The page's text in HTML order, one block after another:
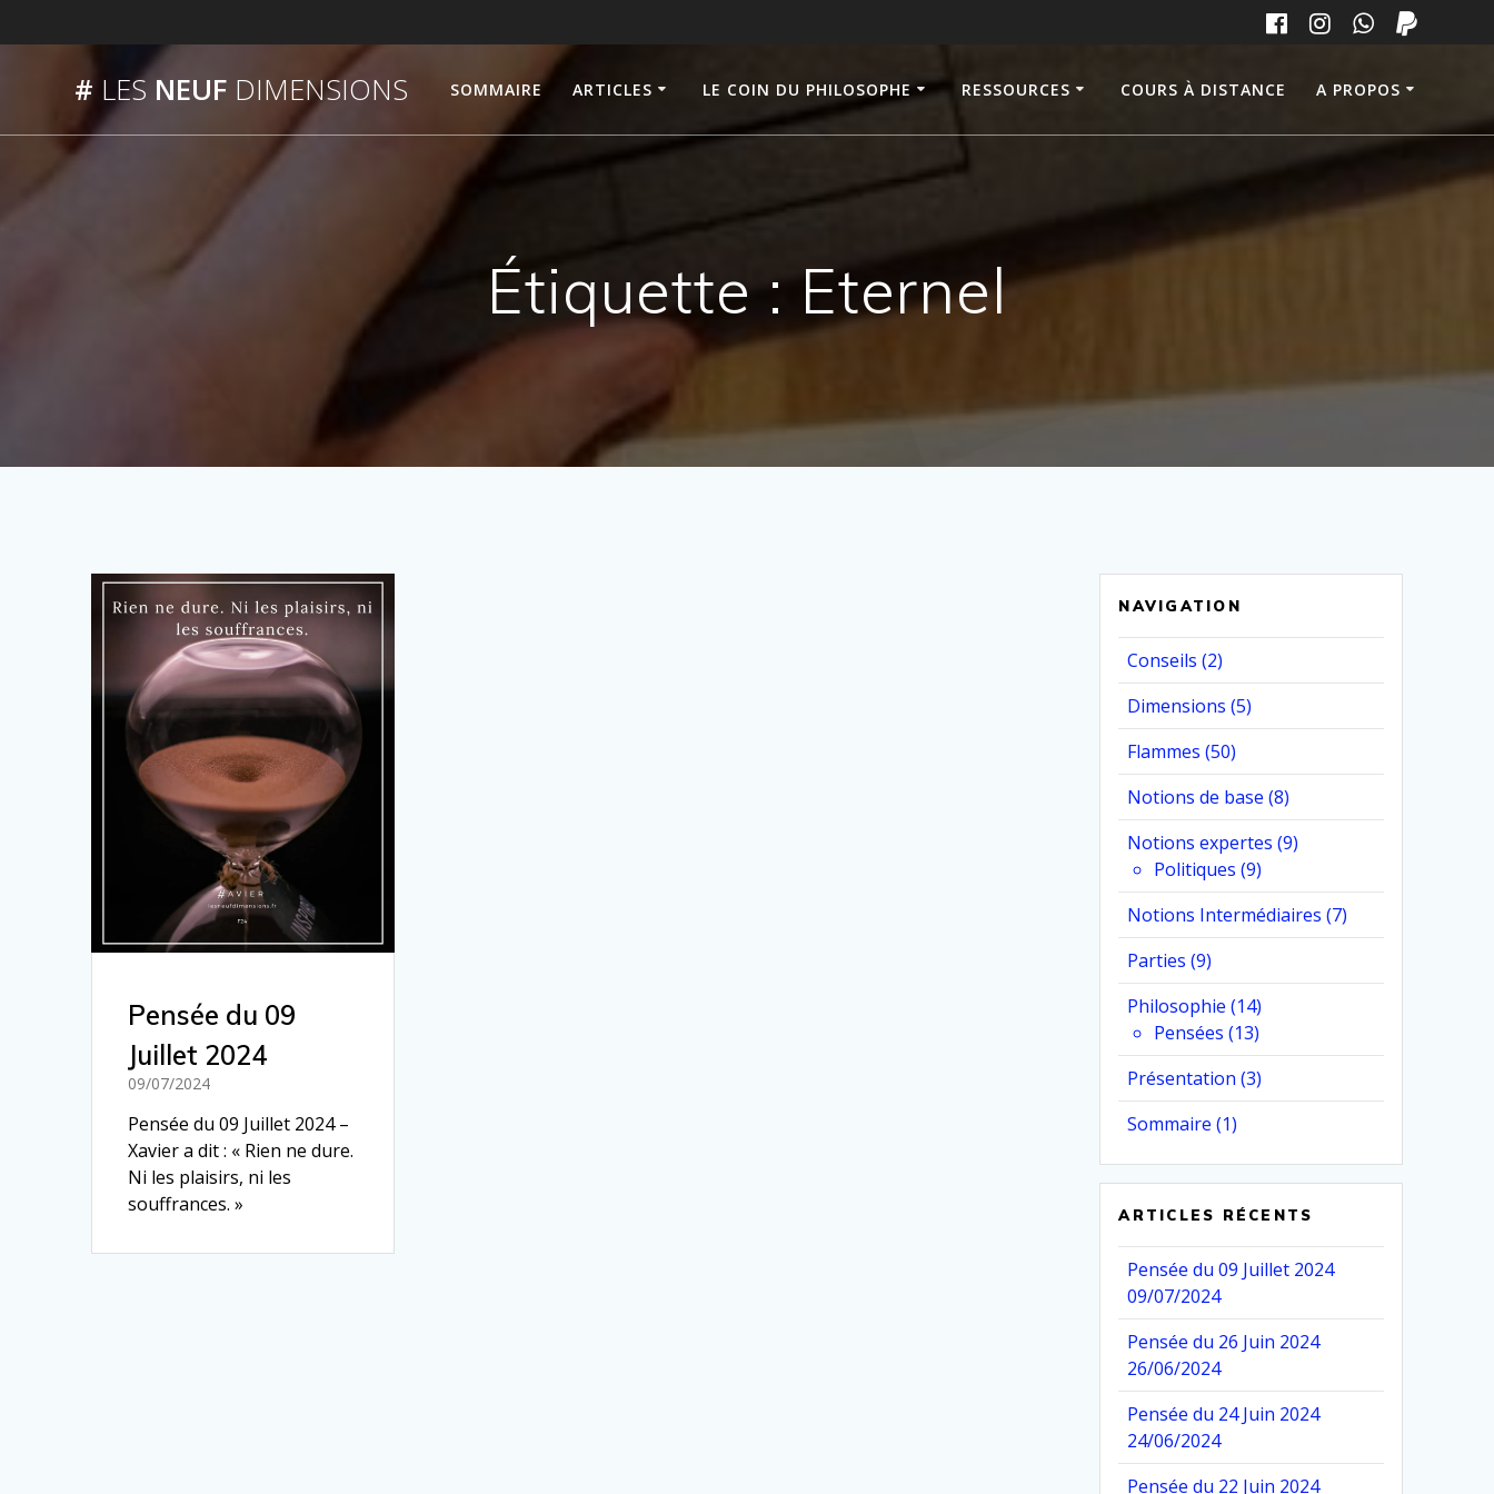
au
# LES NEUF DIMENSIONS SOMMAIRE ARTICLES LE COIN DU PHILOSOPHE RESSOURCES COURS À DISTANCE A PROPOS
Étiquette : Eternel
Pensée du 09
Juillet 2024
09/07/2024
Pensée du 09 Juillet 2024 –
Xavier a dit : « Rien ne dure.
Ni les plaisirs, ni les
souffrances. »
NAVIGATION
Conseils (2)
Dimensions (5)
Flammes (50)
Notions de base (8)
Notions expertes (9)
Politiques (9)
Notions Intermédiaires (7)
Parties (9)
Philosophie (14)
Pensées (13)
Présentation (3)
Sommaire (1)
ARTICLES RÉCENTS
Pensée du 09 Juillet 2024
09/07/2024
Pensée du 26 Juin 2024
26/06/2024
Pensée du 24 Juin 2024
24/06/2024
Pensée du 22 Juin 2024